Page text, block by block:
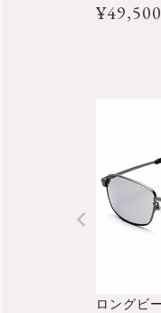
¥49,500